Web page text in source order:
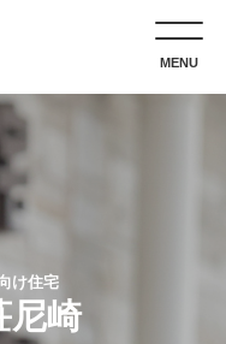
MENU
け住宅
尼崎